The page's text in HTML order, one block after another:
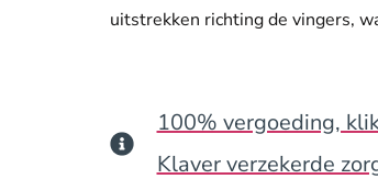
uitstrekken richting de vingers,
100% vergoeding,
Klaver verzekerde